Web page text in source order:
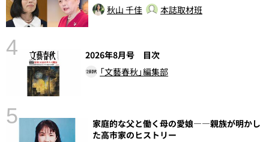
秋山 千佳
本誌取材班
4
2026年8月号 目次
「文藝春秋」編集部
5
家庭的な父と働く母の愛娘――親族が明かし
た高市家のヒストリー